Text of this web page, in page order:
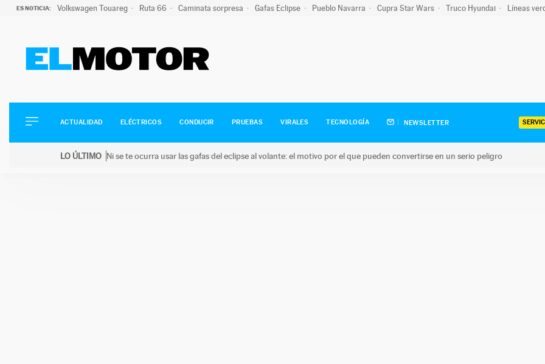
ES NOTICIA: Volkswagen Touareg Ruta 66 Caminata sorpresa Gafas Eclipse Pueblo Navarra Cupra Star Wars Truco Hyundai Líneas
ELÉCTRICOS
CONDUCIR
ACTUALIDAD ELÉCTRICOS CONDUCIR PRUEBAS VIRALES TECNOLOGÍA NEWSLETTER
LO ÚLTIMO Ni se te ocurra usar las gafas del eclipse al volante: el motivo por el que pueden convertirse en un serio peligro